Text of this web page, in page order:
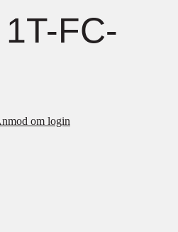
FC-
om login